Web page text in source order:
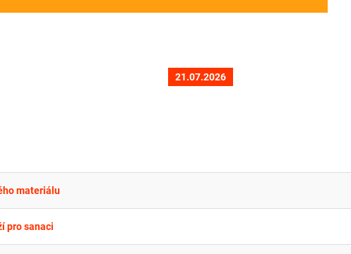
21.07.2026
materiálu
pro sanaci